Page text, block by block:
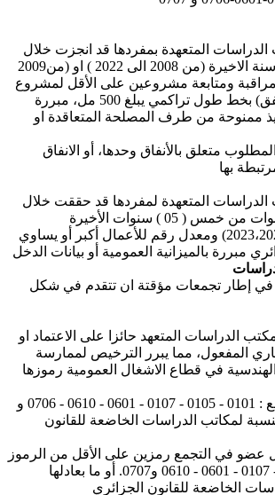
المتعهدة بمفردها قد انجزت خلال
خمسة عشرة ( 15 ) سنة الاخيرة (من 2008 الى 2022 ) او (من2009
أو مراقبة ومتابعة مشروعين على الأقل لمشروع
عمل تحت الارض ( نفق) بخط طول تراكمي يبلغ 500 مل، مبررة
ممنوحة من طرف المصلحة المتعاقدة او
500 مل المطلوب متعلق بالأنفاق وحدها، أو الانفاق
بها
المتعهدة لمفردها قد حققت خلال
افضل ثلاث ( 03 ) سنوات من خمس ( 05 ) سنوات الأخيرة
(2023،2022،2021،2020،2019) ومعدل رقم للأعمال أكبر أو يساوي
في إطار تجمعات مؤقتة ان تتقدم في شكل
الدراسات المتعهد حائزا على الاعتماد او
المفعول، مما يبرر الترخيص لممارسة
في قطاع الاشغال العمومية رموزها
بالنسبة لرئيس التجمع : 0101 - 0105 - 0107 - 0601 - 0610 - 0706 و
بالنسبة لمكاتب الدراسات الخاضعة للقانون
عضو في التجمع رمزين على الأقل من الرموز
التالية: 0101 - 0105 - 0107 - 0601 - 0610 و0707. أو ما بعادلها
الخاضعة للقانون الجزائري